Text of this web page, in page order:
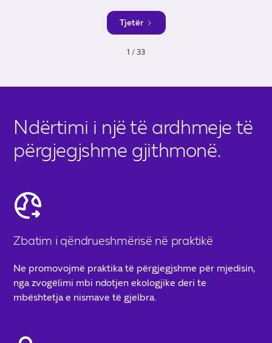
Tjetër
1 / 33
Ndërtimi i një të ardhmeje të
përgjegjshme gjithmonë.
Zbatim i qëndrueshmërisë në praktikë
Ne promovojmë praktika të përgjegjshme për mjedisin,
nga zvogëlimi mbi ndotjen ekologjike deri te
mbështetja e nismave të gjelbra.